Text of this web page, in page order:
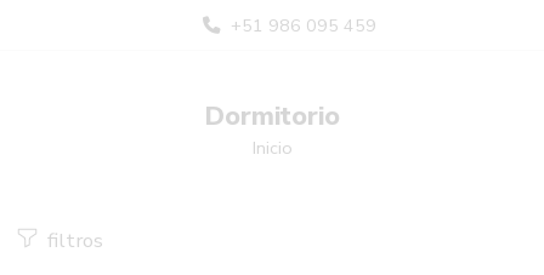
+51 986 095 459
Dormitorio
Inicio
filtros